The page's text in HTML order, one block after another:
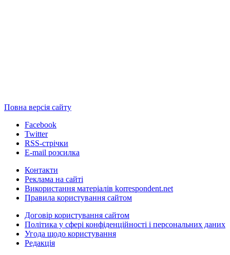
Повна версія сайту
Facebook
Twitter
RSS-стрічки
E-mail розсилка
Контакти
Реклама на сайті
Використання матеріалів korrespondent.net
Правила користування сайтом
Договір користування сайтом
Політика у сфері конфіденційності і персональних даних
Угода щодо користування
Редакція